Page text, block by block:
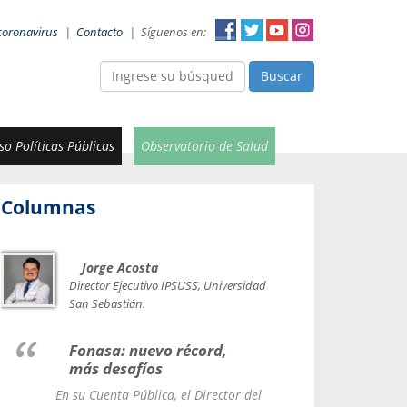
| Contacto | Síguenos en:
Buscar
Políticas Públicas Observatorio de Salud
Columnas
Jorge Acosta
Director Ejecutivo IPSUSS, Universidad
San Sebastián.
Fonasa: nuevo récord,
más desafíos
En su Cuenta Pública, el Director del